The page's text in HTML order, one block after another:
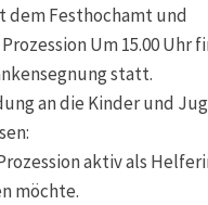
dem Festhochamt und
Um 15.00 Uhr
statt.
an die Kinder und
aktiv als
möchte.